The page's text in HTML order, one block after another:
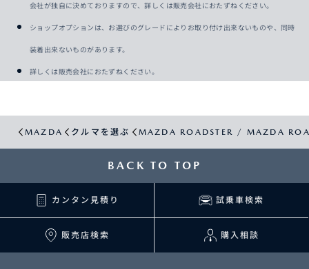
会社が独自に決めておりますので、詳しくは販売会社におたずねください。
ショップオプションは、お選びのグレードによりお取り付け出来ないものや、同時
装着出来ないものがあります。
詳しくは販売会社におたずねください。
MAZDA クルマを選ぶ MAZDA ROADSTER / MAZDA
BACK TO TOP
カンタン見積り 試乗車検索
販売店検索 購入相談